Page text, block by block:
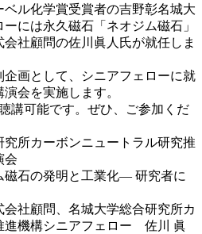
ベル化学賞受賞者の吉野彰名城大
には永久磁石「ネオジム磁石」
社顧問の佐川眞人氏が就任しま
画として、シニアフェローに就
会を実施します。
講可能です。ぜひ、ご参加くだ
究所カーボンニュートラル研究推
会
磁石の発明と工業化― 研究者に
会社顧問、名城大学総合研究所カ
進機構シニアフェロー 佐川 眞